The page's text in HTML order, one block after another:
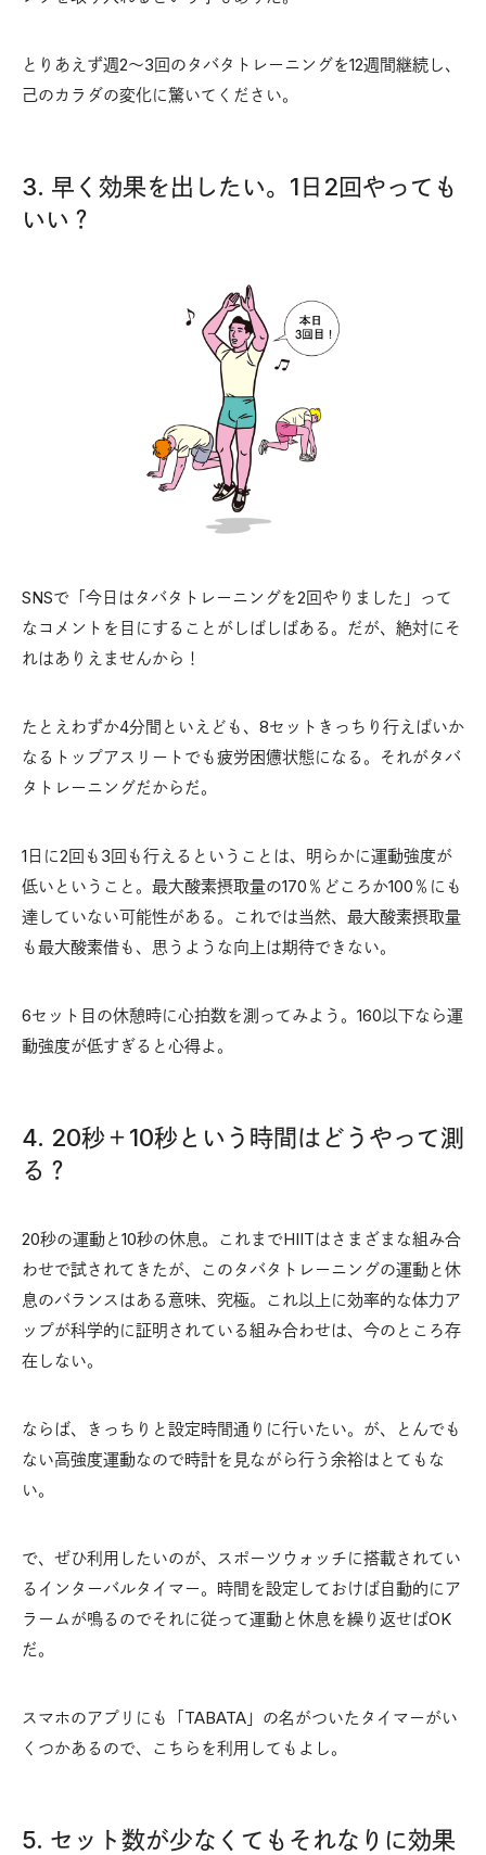
とりあえず週2〜3回のタバタトレーニングを12週間継続し、
己のカラダの変化に驚いてください。
3. 早く効果を出したい。1日2回やっても
いい？
SNSで「今日はタバタトレーニングを2回やりました」って
なコメントを目にすることがしばしばある。だが、絶対にそ
れはありえませんから！
たとえわずか4分間といえども、8セットきっちり行えばいか
なるトップアスリートでも疲労困憊状態になる。それがタバ
タトレーニングだからだ。
1日に2回も3回も行えるということは、明らかに運動強度が
低いということ。最大酸素摂取量の170％どころか100％にも
達していない可能性がある。これでは当然、最大酸素摂取量
も最大酸素借も、思うような向上は期待できない。
6セット目の休憩時に心拍数を測ってみよう。160以下なら運
動強度が低すぎると心得よ。
4. 20秒＋10秒という時間はどうやって測
る？
20秒の運動と10秒の休息。これまでHIITはさまざまな組み合
わせで試されてきたが、このタバタトレーニングの運動と休
息のバランスはある意味、究極。これ以上に効率的な体力ア
ップが科学的に証明されている組み合わせは、今のところ存
在しない。
ならば、きっちりと設定時間通りに行いたい。が、とんでも
ない高強度運動なので時計を見ながら行う余裕はとてもな
い。
で、ぜひ利用したいのが、スポーツウォッチに搭載されてい
るインターバルタイマー。時間を設定しておけば自動的にア
ラームが鳴るのでそれに従って運動と休息を繰り返せばOK
だ。
スマホのアプリにも「TABATA」の名がついたタイマーがい
くつかあるので、こちらを利用してもよし。
5. セット数が少なくてもそれなりに効果